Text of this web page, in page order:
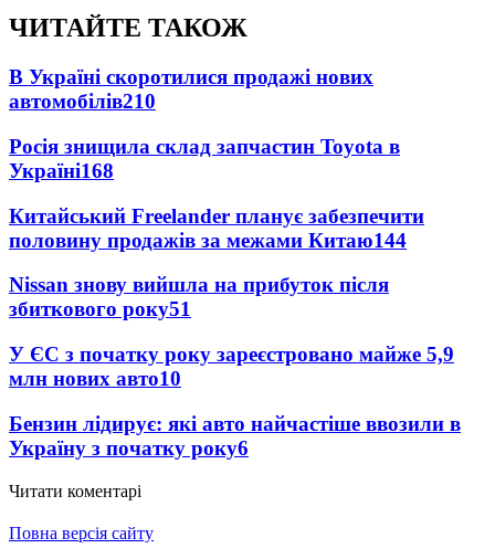
ЧИТАЙТЕ ТАКОЖ
В Україні скоротилися продажі нових
автомобілів210
Росія знищила склад запчастин Toyota в
Україні168
Китайський Freelander планує забезпечити
половину продажів за межами Китаю144
Nissan знову вийшла на прибуток після
збиткового року51
У ЄС з початку року зареєстровано майже 5,9
млн нових авто10
Бензин лідирує: які авто найчастіше ввозили в
Україну з початку року6
Читати коментарі
Повна версія сайту